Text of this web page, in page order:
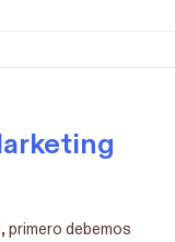
primero debemos